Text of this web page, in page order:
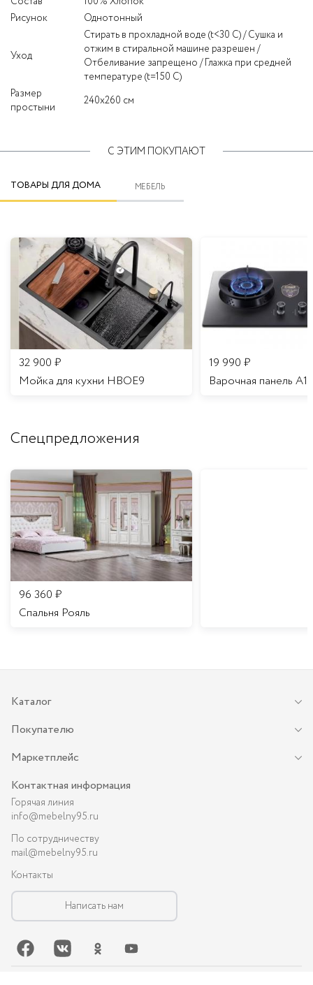
Рисунок
Однотонный
Уход
Стирать в прохладной воде (t<30 С) / Сушка и
отжим в стиральной машине разрешен /
Отбеливание запрещено / Глажка при средней
температуре (t=150 C)
Размер
простыни
240x260 см
С ЭТИМ ПОКУПАЮТ
ТОВАРЫ ДЛЯ ДОМА МЕБЕЛЬ
32 900 ₽
Мойка для кухни HBOE9
19 990 ₽
Варочная панель A16
Спецпредложения
96 360 ₽
Спальня Рояль
Каталог
Покупателю
Маркетплейс
Контактная информация
Горячая линия
info@mebelny95.ru
По сотрудничеству
mail@mebelny95.ru
Контакты
Написать нам